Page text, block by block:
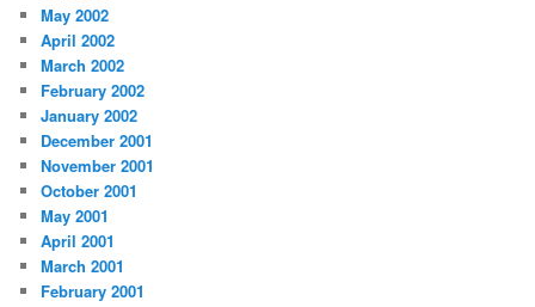
May 2002
April 2002
March 2002
February 2002
January 2002
December 2001
November 2001
October 2001
May 2001
April 2001
March 2001
February 2001